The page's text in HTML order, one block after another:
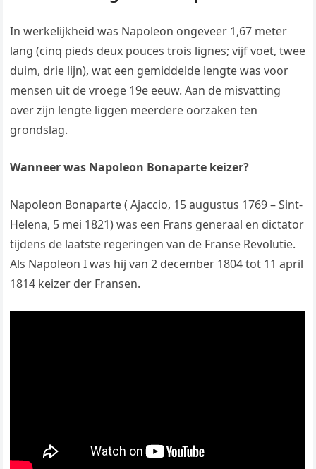
In werkelijkheid was Napoleon ongeveer 1,67 meter
lang (cinq pieds deux pouces trois lignes; vijf voet, twee
duim, drie lijn), wat een gemiddelde lengte was voor
mensen uit de vroege 19e eeuw. Aan de misvatting
over zijn lengte liggen meerdere oorzaken ten
grondslag.
Wanneer was Napoleon Bonaparte keizer?
Napoleon Bonaparte ( Ajaccio, 15 augustus 1769 – Sint-
Helena, 5 mei 1821) was een Frans generaal en dictator
tijdens de laatste regeringen van de Franse Revolutie.
Als Napoleon I was hij van 2 december 1804 tot 11 april
1814 keizer der Fransen.